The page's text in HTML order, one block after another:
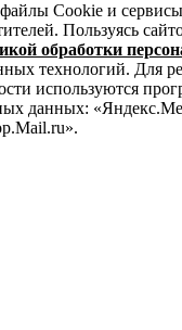
Cookie и
Пользуясь
обработки
технологий. Для
используются
данных: